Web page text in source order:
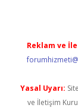
Reklam ve
Yasal Uyarı:
ve İletişim